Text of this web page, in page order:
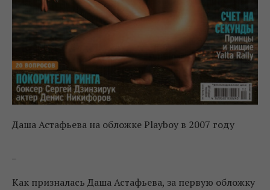
Даша Астафьева на обложке Playboy в 2007 году
Как призналась Даша Астафьева, за первую обложку